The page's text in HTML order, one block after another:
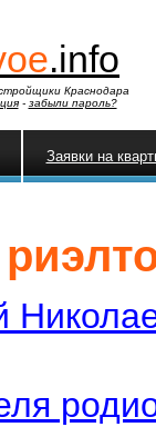
.info
Краснодара
- забыли пароль?
Заявки на